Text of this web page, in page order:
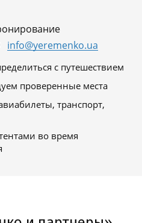
info@yeremenko.ua
с путешествием
проверенные места
транспорт,
во время